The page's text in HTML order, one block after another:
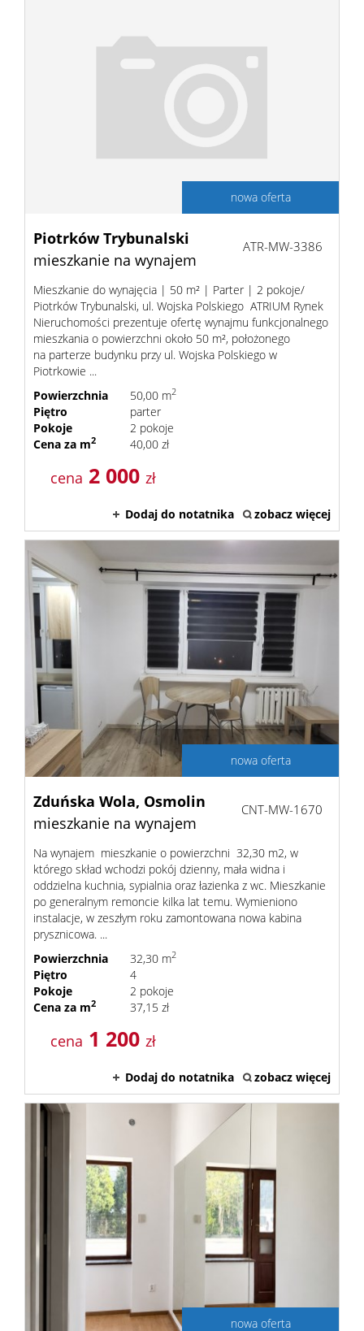
nowa oferta
Piotrków Trybunalski
mieszkanie na wynajem
ATR-MW-3386
Mieszkanie do wynajęcia | 50 m² | Parter | 2 pokoje/
Piotrków Trybunalski, ul. Wojska Polskiego ATRIUM Rynek
Nieruchomości prezentuje ofertę wynajmu funkcjonalnego
mieszkania o powierzchni około 50 m², położonego
na parterze budynku przy ul. Wojska Polskiego w
Piotrkowie ...
Powierzchnia
50,00 m2
Piętro
parter
Pokoje
2 pokoje
Cena za m2 40,00 zł
cena 2 000 zł
Dodaj do notatnika zobacz więcej
nowa oferta
Zduńska Wola, Osmolin
mieszkanie na wynajem
CNT-MW-1670
Na wynajem mieszkanie o powierzchni 32,30 m2, w
którego skład wchodzi pokój dzienny, mała widna i
oddzielna kuchnia, sypialnia oraz łazienka z wc. Mieszkanie
po generalnym remoncie kilka lat temu. Wymieniono
instalacje, w zeszłym roku zamontowana nowa kabina
prysznicowa. ...
Powierzchnia
32,30 m2
Piętro
4
Pokoje
2 pokoje
Cena za m2 37,15 zł
cena 1 200 zł
Dodaj do notatnika zobacz więcej
nowa oferta